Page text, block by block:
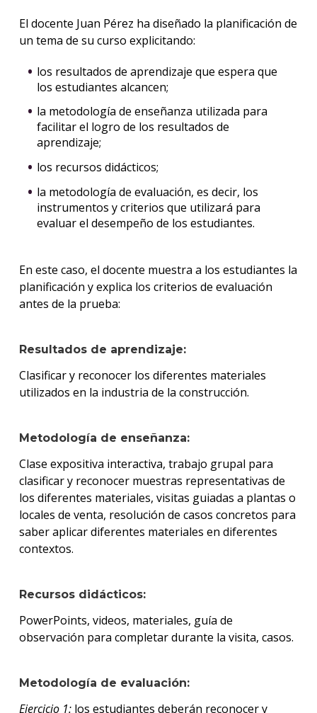
El docente Juan Pérez ha diseñado la planificación de
un tema de su curso explicitando:
los resultados de aprendizaje que espera que
los estudiantes alcancen;
la metodología de enseñanza utilizada para
facilitar el logro de los resultados de
aprendizaje;
los recursos didácticos;
la metodología de evaluación, es decir, los
instrumentos y criterios que utilizará para
evaluar el desempeño de los estudiantes.
En este caso, el docente muestra a los estudiantes la
planificación y explica los criterios de evaluación
antes de la prueba:
Resultados de aprendizaje:
Clasificar y reconocer los diferentes materiales
utilizados en la industria de la construcción.
Metodología de enseñanza:
Clase expositiva interactiva, trabajo grupal para
clasificar y reconocer muestras representativas de
los diferentes materiales, visitas guiadas a plantas o
locales de venta, resolución de casos concretos para
saber aplicar diferentes materiales en diferentes
contextos.
Recursos didácticos:
PowerPoints, videos, materiales, guía de
observación para completar durante la visita, casos.
Metodología de evaluación:
Ejercicio 1:los estudiantes deberán reconocer y